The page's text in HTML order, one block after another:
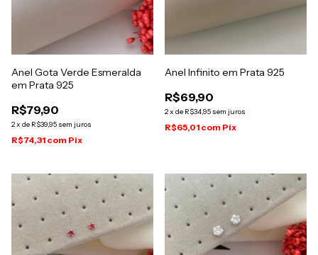
Anel Gota Verde Esmeralda
em Prata 925
R$79,90
2x de R$39,95 sem juros
R$74,31 com Pix
Anel Infinito em Prata 925
R$69,90
2x de R$34,95 sem juros
R$65,01 com Pix